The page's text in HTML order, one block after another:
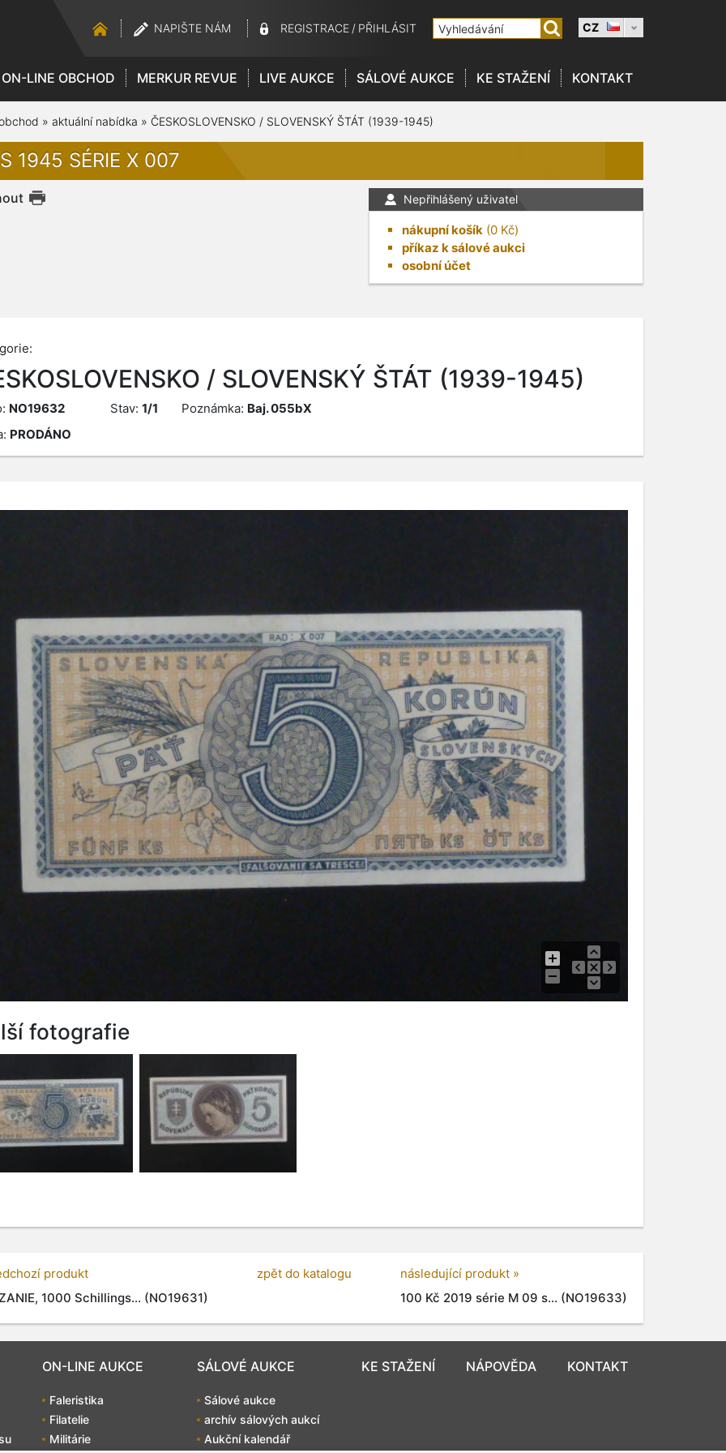
NAPIŠTE NÁM REGISTRACE / PŘIHLÁSIT CZ
ON-LINE OBCHOD MERKUR REVUE LIVE AUKCE SÁLOVÉ AUKCE KE STAŽENÍ KONTAKT
» aktuální nabídka » ČESKOSLOVENSKO / SLOVENSKÝ ŠTÁT (1939-1945)
1945 SÉRIE X 007
Nepřihlášený uživatel
nákupní košík (0 Kč)
příkaz k sálové aukci
osobní účet
/ SLOVENSKÝ ŠTÁT (1939-1945)
NO19632 Stav: 1/1 Poznámka: Baj. 055bX
PRODÁNO
fotografie
produkt
1000 Schillings... (NO19631)
zpět do katalogu
následující produkt »
100 Kč 2019 série M 09 s... (NO19633)
ON-LINE AUKCE
Faleristika
Filatelie
Militárie
SÁLOVÉ AUKCE
Sálové aukce
archív sálových aukcí
Aukční kalendář
KE STAŽENÍ NÁPOVĚDA KONTAKT